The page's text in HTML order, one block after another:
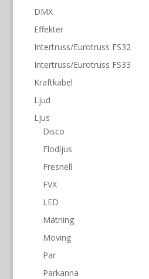
DMX
Effekter
Intertruss/Eurotruss FS32
Intertruss/Eurotruss FS33
Kraftkabel
Ljud
Ljus
Disco
Flodljus
Fresnell
FVX
LED
Mätning
Moving
Par
Parkanna